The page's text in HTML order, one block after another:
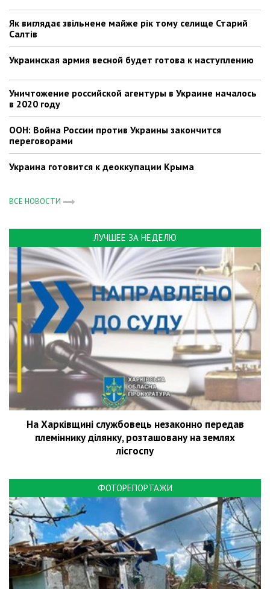
Як виглядає звільнене майже рік тому селище Старий
Салтів
Украинская армия весной будет готова к наступлению
Уничтожение российской агентуры в Украине началось
в 2020 году
ООН: Война России против Украины закончится
переговорами
Украина готовится к деоккупации Крыма
ВСЕ НОВОСТИ
ЛУЧШЕЕ ЗА НЕДЕЛЮ
На Харківщині службовець незаконно передав
племіннику ділянку, розташовану на землях
лісгоспу
ФОТОРЕПОРТАЖИ